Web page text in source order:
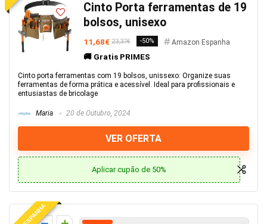
Cinto Porta ferramentas de 19
bolsos, unisexo
11,68€ 23,37€ -50% Amazon Espanha
🚚 Gratis PRIMES
Cinto porta ferramentas com 19 bolsos, unissexo: Organize suas
ferramentas de forma prática e acessível. Ideal para profissionais e
entusiastas de bricolage
Maria 20 de Outubro, 2024
VER OFERTA
Aplicar cupão de 50%